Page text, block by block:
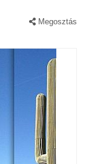
Megosztás